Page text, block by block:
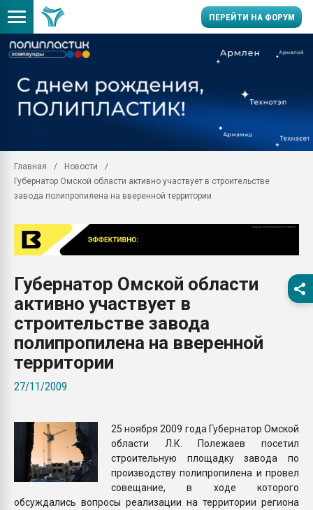
ПЕРЕЙТИ НА ФОРУМ
заводу пластмасс"
первый план в
28.07.2026
ситуацией на
бутылок
Главная
Новости
Губернатор Омской области активно участвует в строительстве
завода полипропилена на вверенной территории
Губернатор Омской области
активно участвует в
строительстве завода
полипропилена на вверенной
территории
27/11/2009
25 ноября 2009 года Губернатор Омской
области Л.К. Полежаев посетил
строительную площадку завода по
производству полипропилена и провел
совещание, в ходе которого
обсуждались вопросы реализации на территории региона